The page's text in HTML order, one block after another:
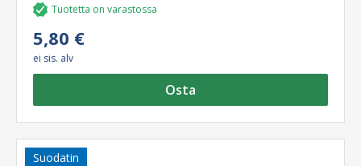
Tuotetta on varastossa
5,80 €
ei sis. alv
Osta
Suodatin